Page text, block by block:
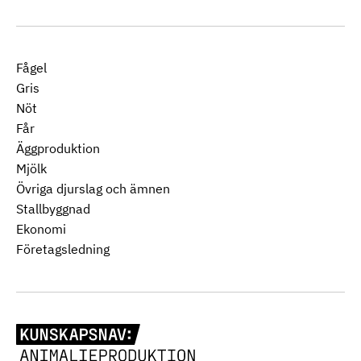
Fågel
Gris
Nöt
Får
Äggproduktion
Mjölk
Övriga djurslag och ämnen
Stallbyggnad
Ekonomi
Företagsledning